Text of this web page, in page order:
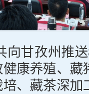
向甘孜州推
康养殖、藏
、藏茶深加